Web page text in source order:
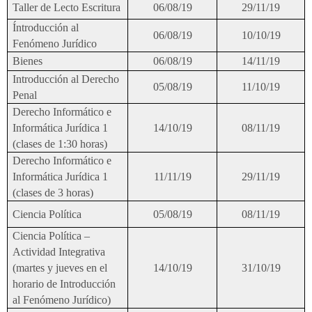
Taller de Lecto Escritura 06/08/19
29/11/19
Íntroducción al
Fenómeno Jurídico
06/08/19 10/10/19
Bienes 06/08/19
14/11/19
Introducción al Derecho
Penal
05/08/19 11/10/19
Derecho Informático e
Informática Jurídica 1
(clases de 1:30 horas)
14/10/19 08/11/19
Derecho Informático e
Informática Jurídica 1
(clases de 3 horas)
11/11/19 29/11/19
Ciencia Política 05/08/19
08/11/19
Ciencia Política –
Actividad Integrativa
(martes y jueves en el
horario de Introducción
al Fenómeno Jurídico)
14/10/19 31/10/19